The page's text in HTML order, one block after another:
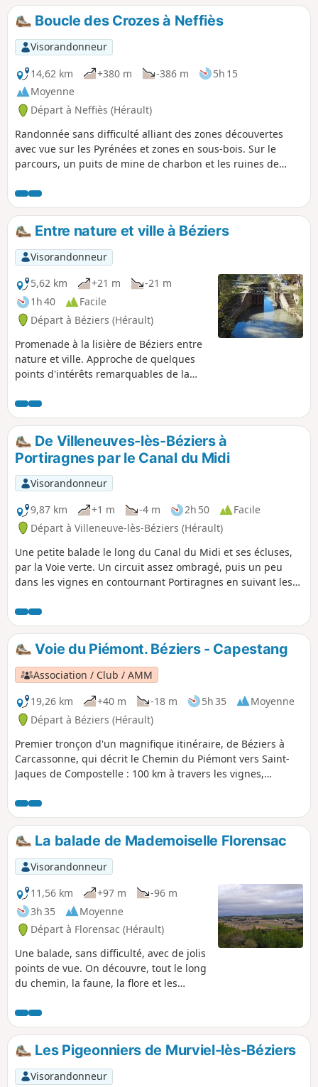
Boucle des Crozes à Neffiès
Visorandonneur
14,62 km
+380 m -386 m
5h 15
Moyenne
Départ à Neffiès (Hérault)
Randonnée sans difficulté alliant des zones découvertes
avec vue sur les Pyrénées et zones en sous-bois. Sur le
parcours, un puits de mine de charbon et les ruines de
plusieurs niveaux actionnée par gravité à partir d'un bassin
d'eau (à l'abandon).
Entre nature et ville à Béziers
Visorandonneur
5,62 km
+21 m
-21 m
1h 40
Facile
Départ à Béziers (Hérault)
Promenade à la lisière de Béziers entre
nature et ville. Approche de quelques
points d'intérêts remarquables de la
lorsque l'on choisit la berge protégée,
point de passage aux écluses (+ 2
passerelles) ou le long de l'Orb. Le
parcours est très facile puisque
empruntant majoritairement des allées
pédestres, courtes portions communes
avec les voitures (attention), accessible
aux enfants. Durée un peu plus d'une
heure en marche rapide, deux en
récréative.
De Villeneuves-lès-Béziers à
Portiragnes par le Canal du Midi
Visorandonneur
9,87 km
+1 m -4 m 2h 50
Facile
Départ à Villeneuve-lès-Béziers (Hérault)
Une petite balade le long du Canal du Midi et ses écluses,
par la Voie verte. Un circuit assez ombragé, puis un peu
dans les vignes en contournant Portiragnes en suivant les
dans les Marais de Portiragnes et le Lac de la Grande Maire.
Voie du Piémont. Béziers - Capestang
Association / Club / AMM
19,26 km
+40 m -18 m 5h 35
Moyenne
Départ à Béziers (Hérault)
Premier tronçon d'un magnifique itinéraire, de Béziers à
Carcassonne, qui décrit le Chemin du Piémont vers Saint-
Jaques de Compostelle : 100 km à travers les vignes,
tour en Rouge/Blanc pour les parties communes avec le
GR® 78, ou en Jaune/Bleu pour certains secteurs qui
permettent de profiter au mieux de pistes et sentiers non
goudronnés, plus proches du chemin historique : Camin
Romieu. Itinéraire proposé en cinq étapes : Capestang,
Pouzols Minervois, Rieux Minervois, Malves.
La balade de Mademoiselle Florensac
Visorandonneur
11,56 km
+97 m
-96 m
3h 35
Moyenne
Départ à Florensac (Hérault)
Une balade, sans difficulté, avec de jolis
points de vue. On découvre, tout le long
du chemin, la faune, la flore et les
Les Pigeonniers de Murviel-lès-Béziers
Visorandonneur